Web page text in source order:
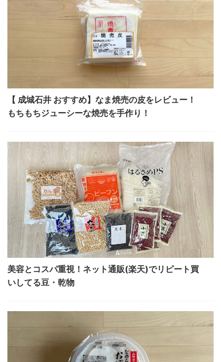
【 成城石井 おすすめ】なま焼売の皮をレビュー！
もちもちジューシーな焼売を手作り！
美容とコスパ重視！ネット通販(楽天)でリピート買
いしてる豆・乾物